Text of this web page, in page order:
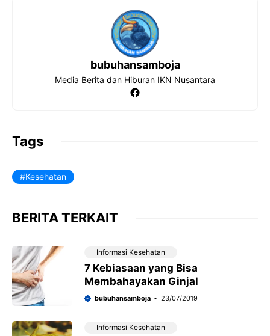
bubuhansamboja
Media Berita dan Hiburan IKN Nusantara
Facebook
Tags
Kesehatan
BERITA TERKAIT
Informasi Kesehatan
7 Kebiasaan yang Bisa
Membahayakan Ginjal
bubuhansamboja 23/07/2019
Informasi Kesehatan